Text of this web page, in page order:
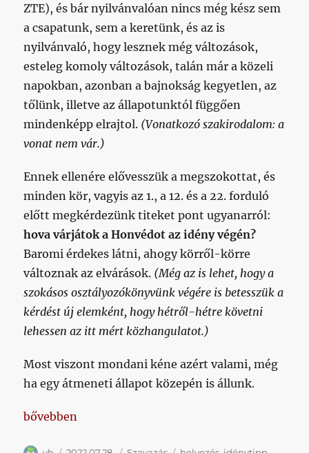
ZTE), és bár nyilvánvalóan nincs még kész sem
a csapatunk, sem a keretünk, és az is
nyilvánvaló, hogy lesznek még változások,
esteleg komoly változások, talán már a közeli
napokban, azonban a bajnokság kegyetlen, az
tőlünk, illetve az állapotunktól függően
mindenképp elrajtol. (Vonatkozó szakirodalom: a
vonat nem vár.)
Ennek ellenére elővesszük a megszokottat, és
minden kör, vagyis az 1., a 12. és a 22. forduló
előtt megkérdezünk titeket pont ugyanarról:
hova várjátok a Honvédot az idény végén?
Baromi érdekes látni, ahogy körről-körre
változnak az elvárások. (Még az is lehet, hogy a
szokásos osztályozókönyvünk végére is betesszük a
kérdést új elemként, hogy hétről-hétre követni
lehessen az itt mért közhangulatot.)
Most viszont mondani kéne azért valami, még
ha egy átmeneti állapot közepén is állunk.
„Jöhetnek az idénytippek (1. kör)”
bővebben